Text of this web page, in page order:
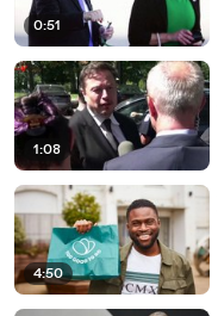
0:51
1:08
4:50